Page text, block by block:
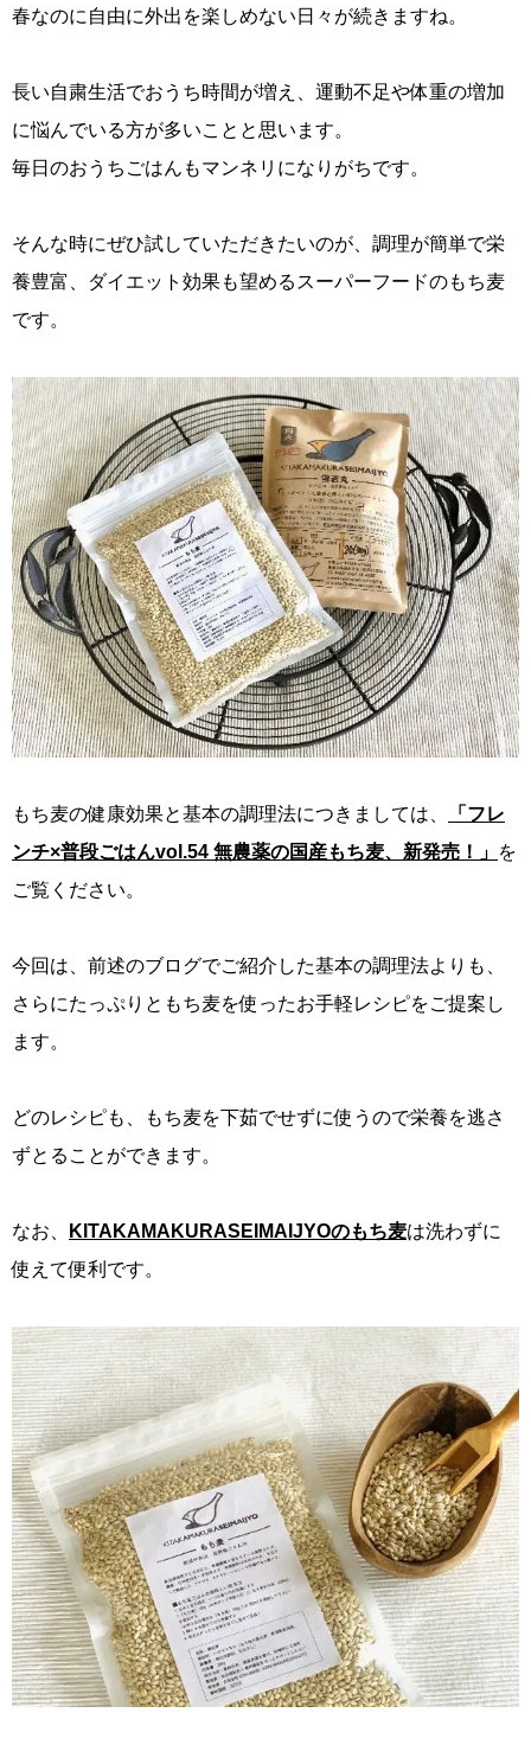
春なのに自由に外出を楽しめない日々が続きますね。
長い自粛生活でおうち時間が増え、運動不足や体重の増加
に悩んでいる方が多いことと思います。
毎日のおうちごはんもマンネリになりがちです。
そんな時にぜひ試していただきたいのが、調理が簡単で栄
養豊富、ダイエット効果も望めるスーパーフードのもち麦
です。
もち麦の健康効果と基本の調理法につきましては、
「フレ
ンチ×普段ごはんvol.54 無農薬の国産もち麦、新発売！」 を
ご覧ください。
今回は、前述のブログでご紹介した基本の調理法よりも、
さらにたっぷりともち麦を使ったお手軽レシピをご提案し
ます。
どのレシピも、もち麦を下茹でせずに使うので栄養を逃さ
ずとることができます。
なお、 KITAKAMAKURASEIMAIJYOのもち麦は洗わずに
使えて便利です。